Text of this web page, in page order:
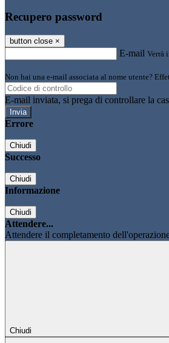
Recupero password
button close ×
E-mail Verrà
Non hai una e-mail associata al nome utente?
E-mail inviata, si prega di controllare la
Errore
Chiudi
Successo
Chiudi
Informazione
Chiudi
Attendere...
Attendere il completamento
Chiudi